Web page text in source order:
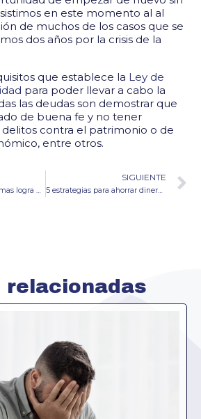
en este momento al al
de muchos de los casos que se
dos años por la crisis de la
que establece la Ley de
para poder llevar a cabo la
las deudas son demostrar que
de buena fe y no tener
contra el patrimonio o de
entre otros.
Un vecino de Las Palmas logra cancelar una deuda de 57.500 euros gracias a la La Ley de Segunda Oportunidad￼
SIGUIENTE
5 estrategias para ahorrar dinero mientras vives de sueldo a sueldo
relacionadas